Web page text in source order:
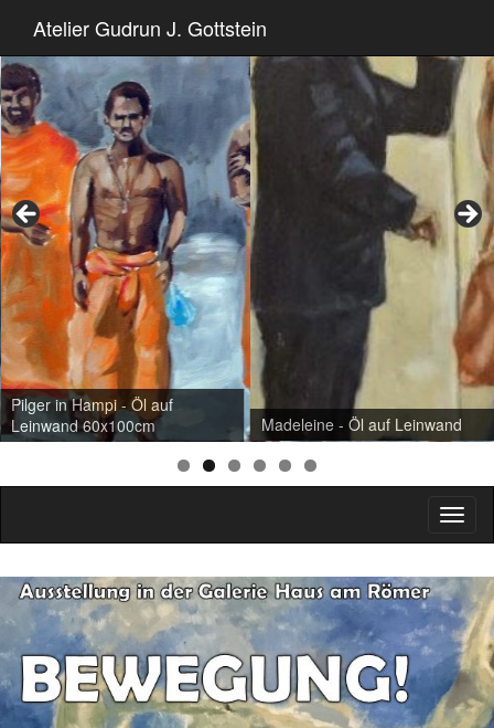
Atelier Gudrun J. Gottstein
Pilger in Hampi - Öl auf
Leinwand 60x100cm
Madeleine - Öl auf Leinwand